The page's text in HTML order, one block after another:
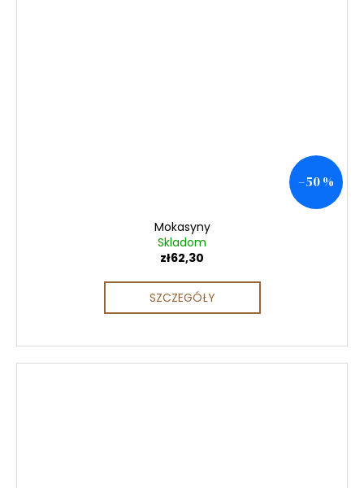
–50 %
Mokasyny
Skladom
zł62,30
SZCZEGÓŁY